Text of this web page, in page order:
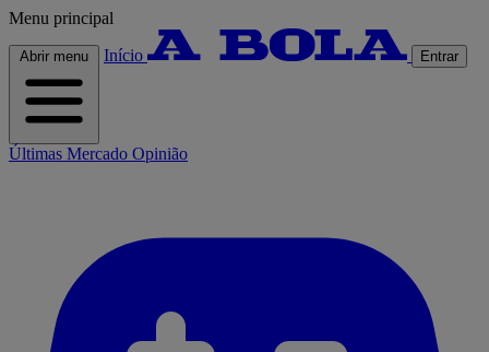
Menu principal
Abrir menu Início Entrar
Últimas Mercado Opinião